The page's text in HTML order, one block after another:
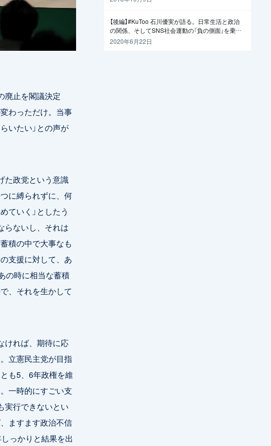
廃止を閣議決定
わっただけ。当事
いたい」との声が
た政党という意識
に縛られずに、何
ていく」としたう
らないし、それは
積の中で大事なも
支援に対して、あ
の時に相当な蓄積
、それを生かして
ければ、期待に応
立憲民主党が目指
も5、6年政権を維
一時的にすごい支
実行できないとい
ますます政治不信
っかりと結果を出
【後編】#KuToo 石川優実が語る。日常生活と政治
の関係、そしてSNS社会運動の「負の側面」を乗り
越えるには
2020年6月22日